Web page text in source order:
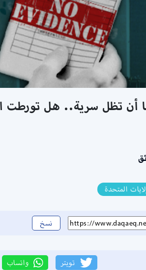
سرية.. هل تورطت السعودية في هجمات
المتحدة
نسخ
تويتر واتساب